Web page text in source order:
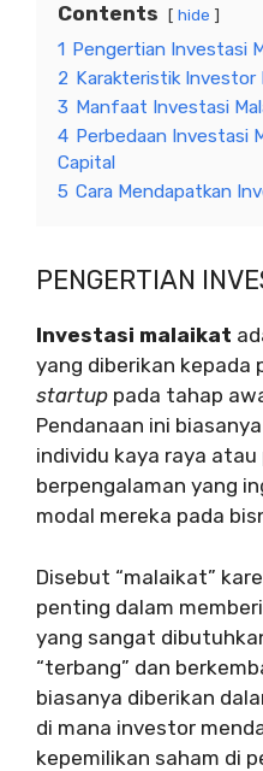
Contents hide
1 Pengertian Investasi
2 Karakteristik Investor
3 Manfaat Investasi
4 Perbedaan Investasi
Capital
5 Cara Mendapatkan
PENGERTIAN
Investasi malaikat
yang diberikan kepada
startup pada tahap
Pendanaan ini
individu kaya raya
berpengalaman yang
modal mereka pada
Disebut “malaikat”
penting dalam
yang sangat
“terbang” dan
biasanya diberikan
di mana investor
kepemilikan saham di